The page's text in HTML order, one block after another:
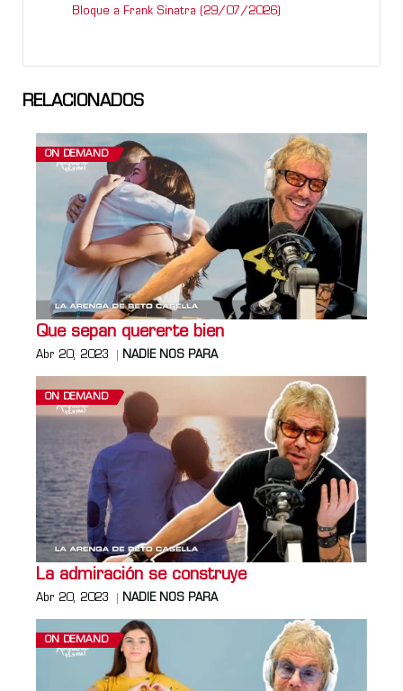
Bloque a Frank Sinatra (29/07/2026)
RELACIONADOS
ON DEMAND
Que sepan quererte bien
Abr 20, 2023 NADIE NOS PARA
ON DEMAND
La admiración se construye
Abr 20, 2023 NADIE NOS PARA
ON DEMAND